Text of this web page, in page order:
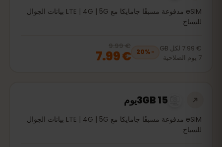
eSIM مدفوعة مسبقًا جامايكا مع LTE | 4G | 5G بيانات الجوال
للسياح
€ 7.99 لكل GB
7 يوم الصلاحية
−
20%
20% off, was
€ 7.99 € 9.99
€ 7.99
3GB 15يوم
eSIM مدفوعة مسبقًا جامايكا مع LTE | 4G | 5G بيانات الجوال
للسياح